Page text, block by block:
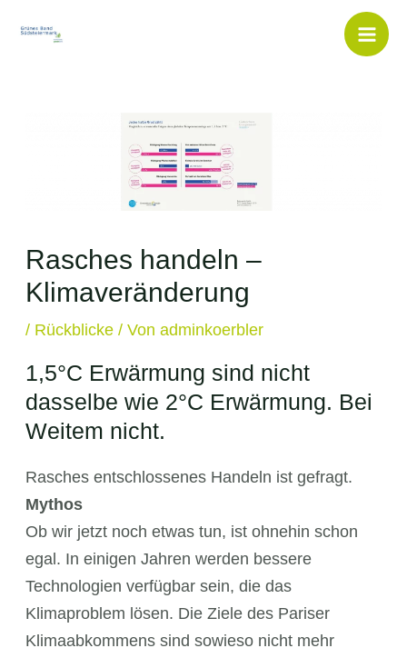
springen
Inhalt
Rasches handeln –
Klimaveränderung
/ Rückblicke/ Von adminkoerbler
1,5°C Erwärmung sind nicht
dasselbe wie 2°C Erwärmung. Bei
Weitem nicht.
Rasches entschlossenes Handeln ist gefragt.
Mythos
Ob wir jetzt noch etwas tun, ist ohnehin schon
egal. In einigen Jahren werden bessere
Technologien verfügbar sein, die das
Klimaproblem lösen. Die Ziele des Pariser
Klimaabkommens sind sowieso nicht mehr